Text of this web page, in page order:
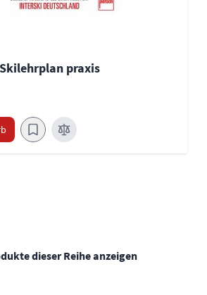
Skilehrplan praxis
dieser Reihe anzeigen